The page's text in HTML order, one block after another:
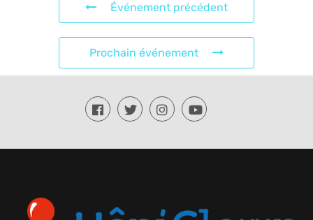
Événement précédent
Prochain événement